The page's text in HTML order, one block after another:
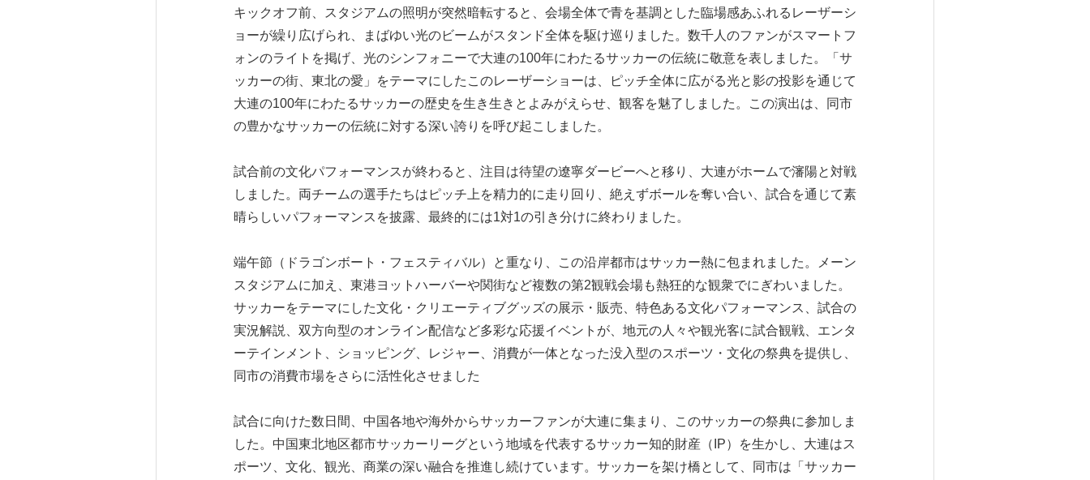
キックオフ前、スタジアムの照明が突然暗転すると、会場全体で青を基調とした臨場感あふれるレーザーシ
ョーが繰り広げられ、まばゆい光のビームがスタンド全体を駆け巡りました。数千人のファンがスマートフ
ォンのライトを掲げ、光のシンフォニーで大連の100年にわたるサッカーの伝統に敬意を表しました。「サ
ッカーの街、東北の愛」をテーマにしたこのレーザーショーは、ピッチ全体に広がる光と影の投影を通じて
大連の100年にわたるサッカーの歴史を生き生きとよみがえらせ、観客を魅了しました。この演出は、同市
の豊かなサッカーの伝統に対する深い誇りを呼び起こしました。
試合前の文化パフォーマンスが終わると、注目は待望の遼寧ダービーへと移り、大連がホームで瀋陽と対戦
しました。両チームの選手たちはピッチ上を精力的に走り回り、絶えずボールを奪い合い、試合を通じて素
晴らしいパフォーマンスを披露、最終的には1対1の引き分けに終わりました。
端午節（ドラゴンボート・フェスティバル）と重なり、この沿岸都市はサッカー熱に包まれました。メーン
スタジアムに加え、東港ヨットハーバーや関街など複数の第2観戦会場も熱狂的な観衆でにぎわいました。
サッカーをテーマにした文化・クリエーティブグッズの展示・販売、特色ある文化パフォーマンス、試合の
実況解説、双方向型のオンライン配信など多彩な応援イベントが、地元の人々や観光客に試合観戦、エンタ
ーテインメント、ショッピング、レジャー、消費が一体となった没入型のスポーツ・文化の祭典を提供し、
同市の消費市場をさらに活性化させました
試合に向けた数日間、中国各地や海外からサッカーファンが大連に集まり、このサッカーの祭典に参加しま
した。中国東北地区都市サッカーリーグという地域を代表するサッカー知的財産（IP）を生かし、大連はス
ポーツ、文化、観光、商業の深い融合を推進し続けています。サッカーを架け橋として、同市は「サッカー
Japanese